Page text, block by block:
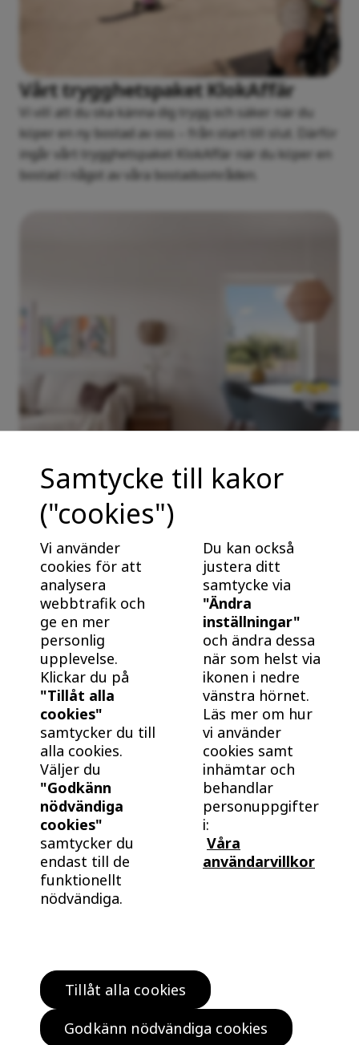
Vårt trygghetspaket KlokAffär
Vi vill att du ska känna dig trygg och säker när du
köper en ny bostad av oss – från start till slut. Därför
ingår vårt trygghetspaket KlokAffär när du köper en
bostad i något av våra bostadsområden.
Fördelar med nybyggt från BoKlok
Nybyggt är energieffektivt och underhållsfritt. Bra
för plånboken, och bra för klimatet! Ta reda på varför
det är klokt att köpa och bo i ett nybyggt hem från
BoKlok.
Hitta bostad
Köp klokt
Bo klokt
Samtycke till kakor
("cookies")
Vi använder
cookies för att
analysera
webbtrafik och
ge en mer
personlig
upplevelse.
Klickar du på
"Tillåt alla
cookies"
samtycker du till
alla cookies.
Väljer du
"Godkänn
nödvändiga
cookies"
samtycker du
endast till de
funktionellt
nödvändiga.
Du kan också
justera ditt
samtycke via
"Ändra
inställningar"
och ändra dessa
när som helst via
ikonen i nedre
vänstra hörnet.
Läs mer om hur
vi använder
cookies samt
inhämtar och
behandlar
personuppgifter
i:
Våra
användarvillkor
Godkänn nödvändiga cookies
Tillåt alla cookies